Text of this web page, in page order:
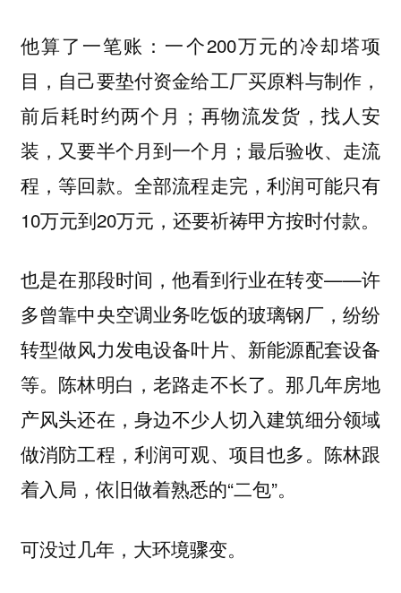
他算了一笔账：一个200万元的冷却塔项
目，自己要垫付资金给工厂买原料与制作，
前后耗时约两个月；再物流发货，找人安
装，又要半个月到一个月；最后验收、走流
程，等回款。全部流程走完，利润可能只有
10万元到20万元，还要祈祷甲方按时付款。
也是在那段时间，他看到行业在转变——许
多曾靠中央空调业务吃饭的玻璃钢厂，纷纷
转型做风力发电设备叶片、新能源配套设备
等。陈林明白，老路走不长了。那几年房地
产风头还在，身边不少人切入建筑细分领域
做消防工程，利润可观、项目也多。陈林跟
着入局，依旧做着熟悉的“二包”。
可没过几年，大环境骤变。